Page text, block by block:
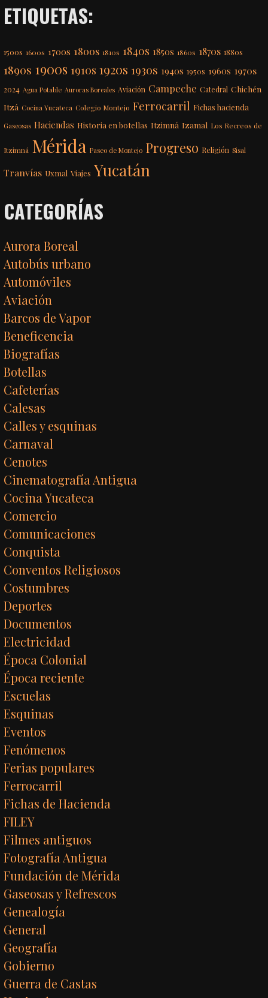
ETIQUETAS:
1500s 1600s 1700s 1800s 1810s 1840s 1850s 1860s 1870s 1880s
1890s 1900s 1910s 1920s 1930s 1940s 1950s 1960s 1970s
2024 Agua Potable Auroras Boreales Aviación Campeche Catedral Chichén
Itzá Cocina Yucateca Colegio Montejo Ferrocarril Fichas hacienda
Gaseosas Haciendas Historia en botellas Itzimná Izamal Los Recreos de
Itzimná Mérida Paseo de Montejo Progreso Religión Sisal
Tranvías Uxmal Viajes Yucatán
CATEGORÍAS
Aurora Boreal
Autobús urbano
Automóviles
Aviación
Barcos de Vapor
Beneficencia
Biografías
Botellas
Cafeterías
Calesas
Calles y esquinas
Carnaval
Cenotes
Cinematografía Antigua
Cocina Yucateca
Comercio
Comunicaciones
Conquista
Conventos Religiosos
Costumbres
Deportes
Documentos
Electricidad
Época Colonial
Época reciente
Escuelas
Esquinas
Eventos
Fenómenos
Ferias populares
Ferrocarril
Fichas de Hacienda
FILEY
Filmes antiguos
Fotografía Antigua
Fundación de Mérida
Gaseosas y Refrescos
Genealogía
General
Geografía
Gobierno
Guerra de Castas